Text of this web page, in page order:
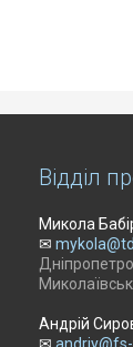
Відділ
Микола
✉
Андрій